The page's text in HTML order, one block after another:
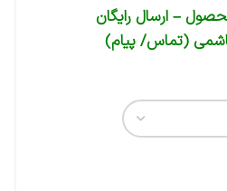
– ارسال رایگان